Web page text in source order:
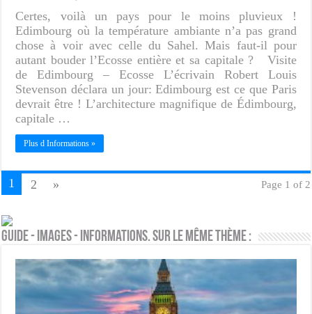
Certes, voilà un pays pour le moins pluvieux !
Edimbourg où la température ambiante n’a pas grand
chose à voir avec celle du Sahel. Mais faut-il pour
autant bouder l’Ecosse entière et sa capitale ? Visite
de Edimbourg – Ecosse L’écrivain Robert Louis
Stevenson déclara un jour: Edimbourg est ce que Paris
devrait être ! L’architecture magnifique de Édimbourg,
capitale …
Plus d Informations »
Page 1 of 2
1 2 »
Guide - Images - Informations. Sur le même thème :